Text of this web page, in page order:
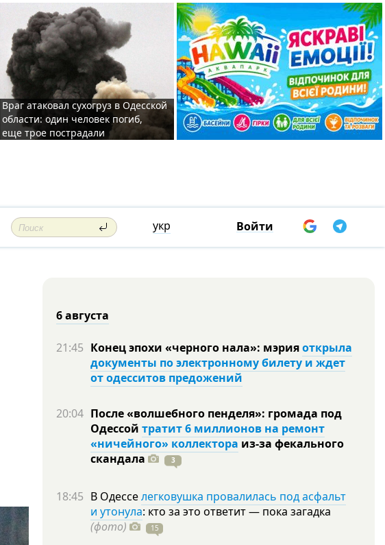
Враг атаковал сухогруз в Одесской
области: один человек погиб,
еще трое пострадали
укр Войти
6 августа
21:45 Конец эпохи «черного нала»: мэрияоткрыла
документы по электронному билету и ждет
от одесситов предожений
20:04 После «волшебного пенделя»: громада под
Одессой тратит 6 миллионов на ремонт
«ничейного» коллектора из-за фекального
скандала
3
18:45 В Одесселегковушка провалилась под асфальт
и утонула: кто за это ответит — пока загадка
(фото)
15